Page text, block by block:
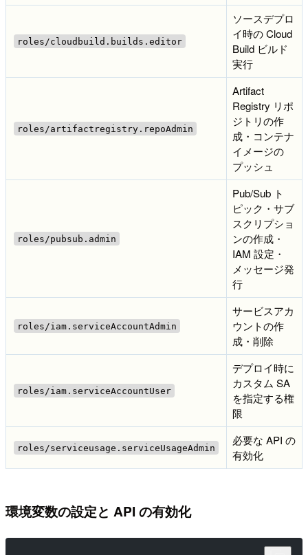
roles/cloudbuild.builds.editor
ソースデプロ
イ時の Cloud
Build ビルド
実行
roles/artifactregistry.repoAdmin
Artifact
Registry リポ
ジトリの作
成・コンテナ
イメージの
プッシュ
roles/pubsub.admin
Pub/Sub ト
ピック・サブ
スクリプショ
ンの作成・
IAM 設定・
メッセージ発
行
roles/iam.serviceAccountAdmin
サービスアカ
ウントの作
成・削除
roles/iam.serviceAccountUser
デプロイ時に
カスタム SA
を指定する権
限
roles/serviceusage.serviceUsageAdmin
必要な API の
有効化
環境変数の設定と API の有効化